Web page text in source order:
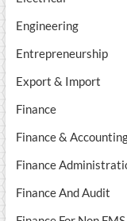
Engineering
Entrepreneurship
Export & Import
Finance
Finance &
Finance
Finance And Audit